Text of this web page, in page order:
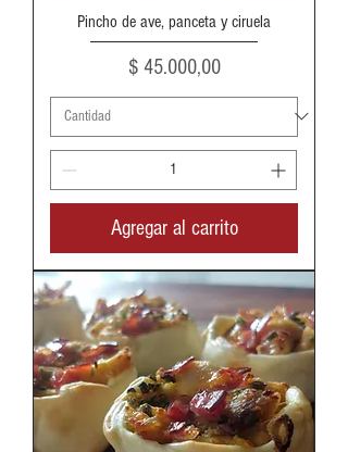
Pincho de ave, panceta y ciruela
Precio
$ 45.000,00
Agregar al carrito